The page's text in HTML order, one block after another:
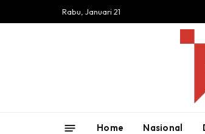
Rabu, Januari 21
Home Nasional